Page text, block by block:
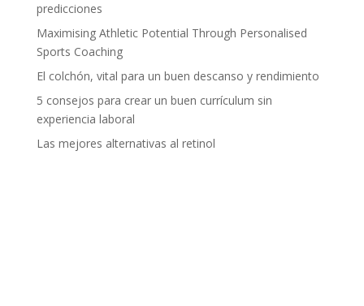
predicciones
Maximising Athletic Potential Through Personalised
Sports Coaching
El colchón, vital para un buen descanso y rendimiento
5 consejos para crear un buen currículum sin
experiencia laboral
Las mejores alternativas al retinol